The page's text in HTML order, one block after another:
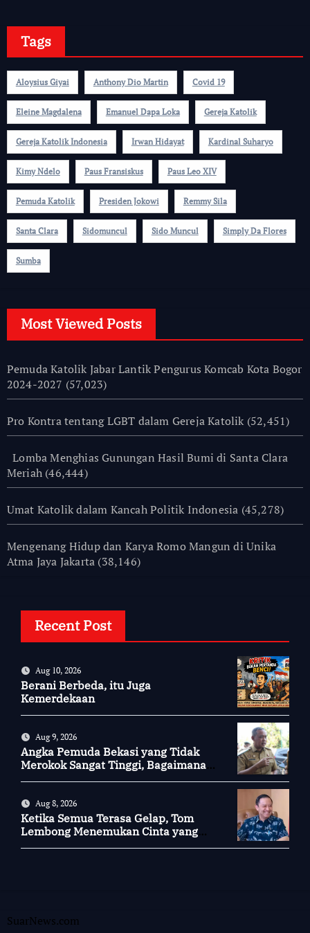
Tags
Aloysius Giyai Anthony Dio Martin Covid 19
Eleine Magdalena Emanuel Dapa Loka Gereja Katolik
Gereja Katolik Indonesia Irwan Hidayat Kardinal Suharyo
Kimy Ndelo Paus Fransiskus Paus Leo XIV
Pemuda Katolik Presiden Jokowi Remmy Sila
Santa Clara Sidomuncul Sido Muncul Simply Da Flores
Sumba
Most Viewed Posts
Pemuda Katolik Jabar Lantik Pengurus Komcab Kota Bogor
2024-2027 (57,023)
Pro Kontra tentang LGBT dalam Gereja Katolik (52,451)
Lomba Menghias Gunungan Hasil Bumi di Santa Clara
Meriah (46,444)
Umat Katolik dalam Kancah Politik Indonesia (45,278)
Mengenang Hidup dan Karya Romo Mangun di Unika
Atma Jaya Jakarta (38,146)
Recent Post
Aug 10, 2026
Berani Berbeda, itu Juga
Kemerdekaan
Aug 9, 2026
Angka Pemuda Bekasi yang Tidak
Merokok Sangat Tinggi, Bagaimana
Aug 8, 2026
Ketika Semua Terasa Gelap, Tom
Lembong Menemukan Cinta yang
SuarNews.com